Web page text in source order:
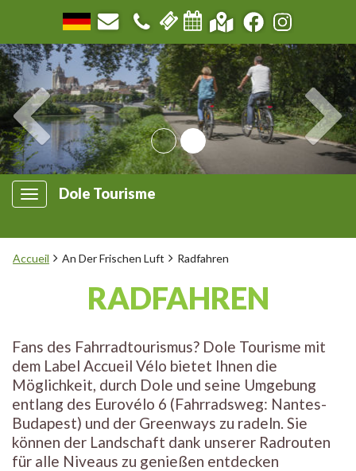
Dole Tourisme
Accueil An Der Frischen Luft Radfahren
RADFAHREN
Fans des Fahrradtourismus? Dole Tourisme mit
dem Label Accueil Vélo bietet Ihnen die
Möglichkeit, durch Dole und seine Umgebung
entlang des Eurovélo 6 (Fahrradsweg: Nantes-
Budapest) und der Greenways zu radeln. Sie
können der Landschaft dank unserer Radrouten
für alle Niveaus zu genießen entdecken